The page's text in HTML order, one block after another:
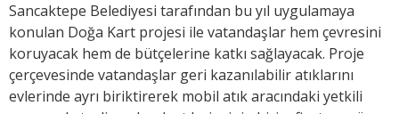
Sancaktepe Belediyesi tarafından bu yıl uygulamaya
konulan Doğa Kart projesi ile vatandaşlar hem çevresini
koruyacak hem de bütçelerine katkı sağlayacak. Proje
çerçevesinde vatandaşlar geri kazanılabilir atıklarını
evlerinde ayrı biriktirerek mobil atık aracındaki yetkili